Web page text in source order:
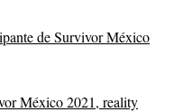
de Survivor México
México 2021, reality